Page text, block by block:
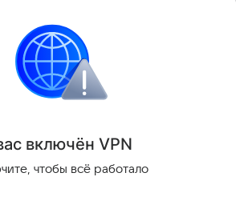
включён VPN
чтобы всё работало